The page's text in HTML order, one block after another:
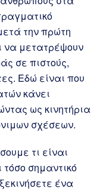
την πρώτη
να μετατρέψουν
σε πιστούς,
Εδώ είναι που
κάνει
ως κινητήρια
σχέσεων.
τι είναι
τόσο σημαντικό
ένα